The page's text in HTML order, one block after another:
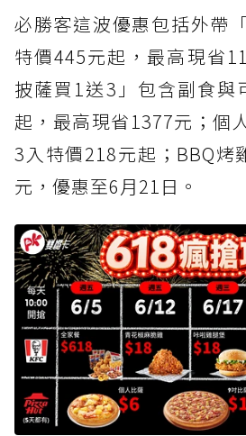
必勝客這波優惠包括外帶
特價445元起，最高現省
披薩買1送3」包含副食與
起，最高現省1377元；個
3入特價218元起；BBQ烤
元，優惠至6月21日。